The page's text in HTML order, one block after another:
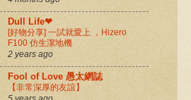
Dull Life❤
[好物分享] 一試就愛上 ，Hizero
F100 仿生潔地機
2 years ago
Fool of Love 愚太網誌
【非常深厚的友誼】